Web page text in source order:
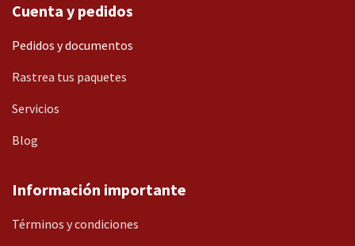
Cuenta y pedidos
Pedidos y documentos
Rastrea tus paquetes
Servicios
Blog
Información importante
Términos y condiciones